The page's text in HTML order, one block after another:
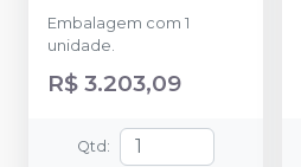
Embalagem com 1
unidade.
R$ 3.203,09
Qtd :